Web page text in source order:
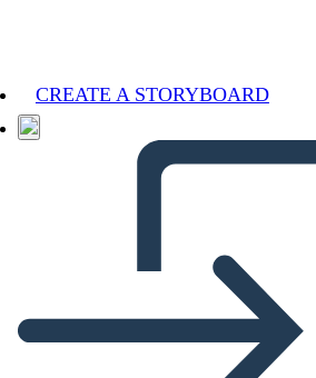
CREATE A STORYBOARD